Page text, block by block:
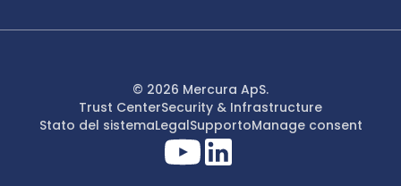
Svenska
Français
© 2026 Mercura ApS.
Trust CenterSecurity & Infrastructure
Stato del sistemaLegalSupportoManage consent